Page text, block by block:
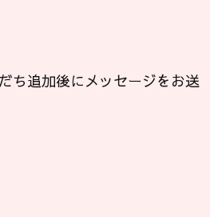
ち追加後にメッセージをお送